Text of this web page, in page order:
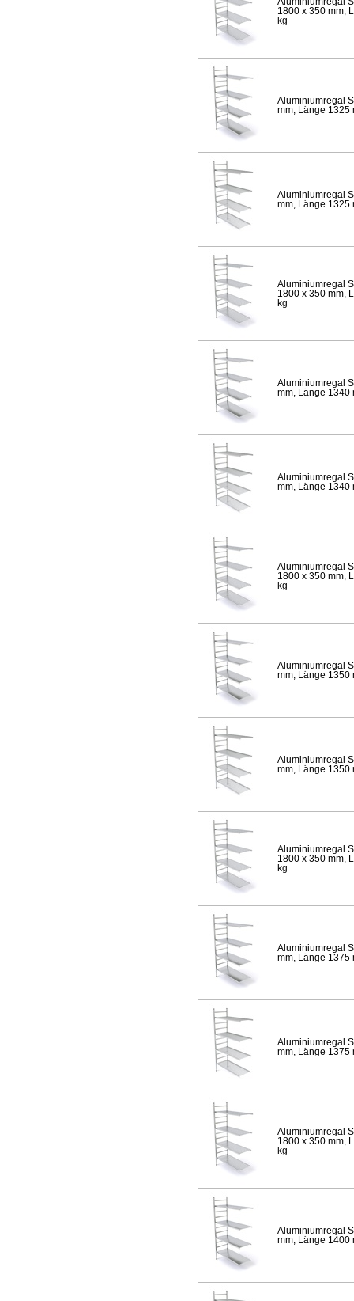
1800 x 350 mm,
kg
Aluminiumregal
mm, Länge 1325
Aluminiumregal
mm, Länge 1325
Aluminiumregal
1800 x 350 mm,
kg
Aluminiumregal
mm, Länge 1340
Aluminiumregal
mm, Länge 1340
Aluminiumregal
1800 x 350 mm,
kg
Aluminiumregal
mm, Länge 1350
Aluminiumregal
mm, Länge 1350
Aluminiumregal
1800 x 350 mm,
kg
Aluminiumregal
mm, Länge 1375
Aluminiumregal
mm, Länge 1375
Aluminiumregal
1800 x 350 mm,
kg
Aluminiumregal
mm, Länge 1400